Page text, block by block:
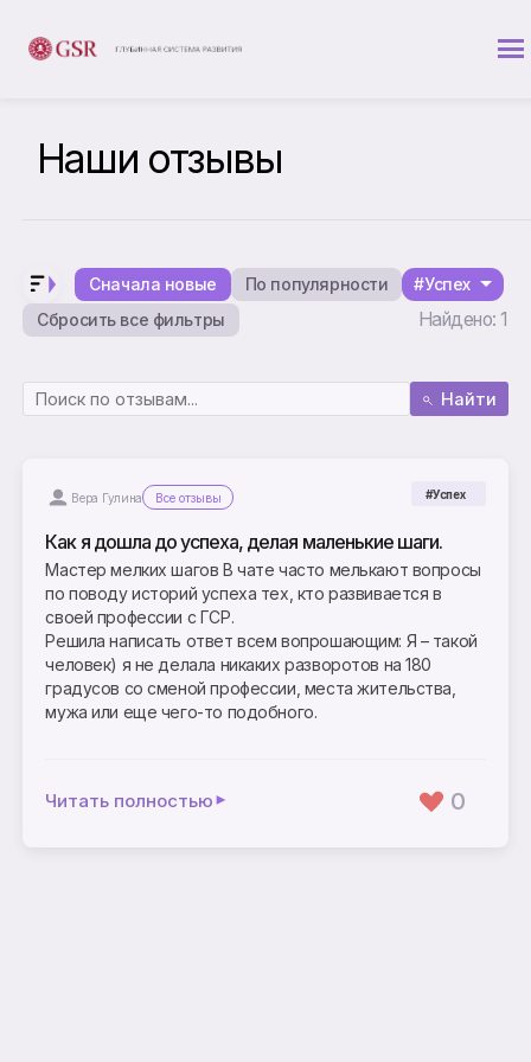
Наши отзывы
Сначала новые По популярности
#Успех
Сбросить все фильтры
Найдено: 1
Найти
Вера Гулина Все отзывы #Успех
Как я дошла до успеха, делая маленькие шаги.
Мастер мелких шагов В чате часто мелькают вопросы
по поводу историй успеха тех, кто развивается в
своей профессии с ГСР.
Решила написать ответ всем вопрошающим: Я – такой
человек) я не делала никаких разворотов на 180
градусов со сменой профессии, места жительства,
мужа или еще чего-то подобного.
Читать полностью 0